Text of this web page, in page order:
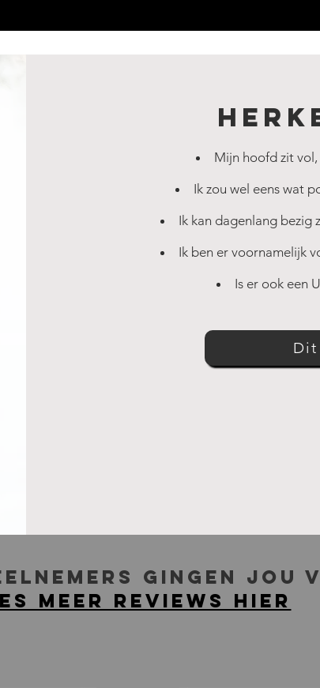
Mijn hoofd zit
Ik zou wel eens wat
Ik kan dagenlang bezig
Ik ben er voornamelijk
Is er ook een
gingen jou
meer reviews hier